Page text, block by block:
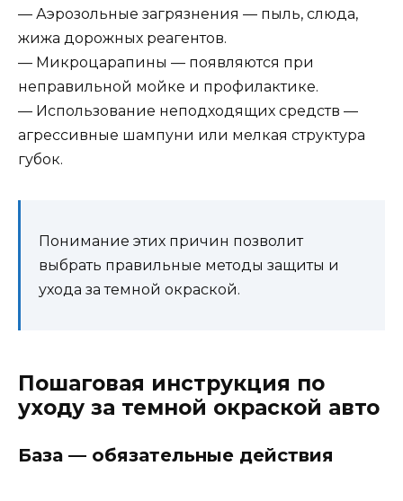
— Аэрозольные загрязнения — пыль, слюда,
жижа дорожных реагентов.
— Микроцарапины — появляются при
неправильной мойке и профилактике.
— Использование неподходящих средств —
агрессивные шампуни или мелкая структура
губок.
Понимание этих причин позволит
выбрать правильные методы защиты и
ухода за темной окраской.
Пошаговая инструкция по
уходу за темной окраской авто
База — обязательные действия